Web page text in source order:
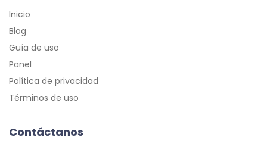
Inicio
Blog
Guía de uso
Panel
Política de privacidad
Términos de uso
Contáctanos